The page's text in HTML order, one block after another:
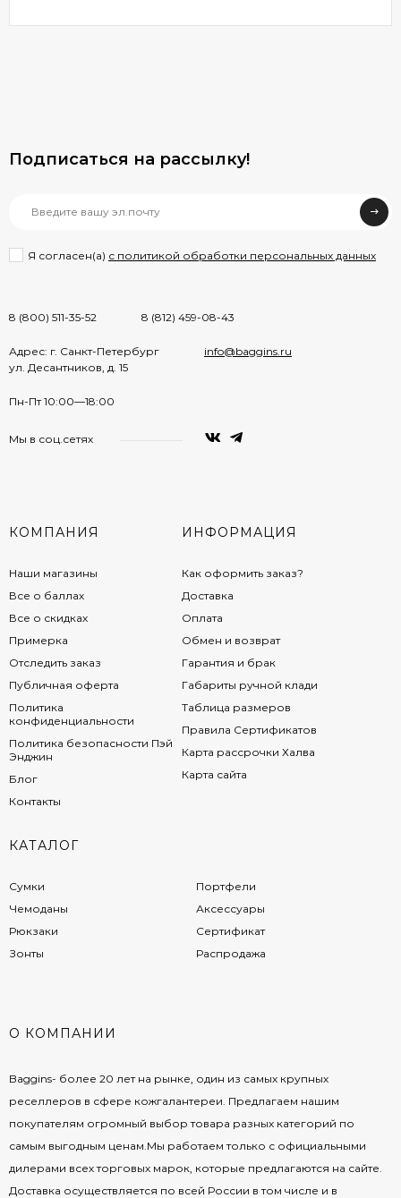
Подписаться на рассылкy!
Я согласен(a) с политикой обработки персональных данных
8 (800) 511-35-52 8 (812) 459-08-43
Адрес: г. Санкт-Петербург
ул. Десантников, д. 15
info@baggins.ru
Пн-Пт 10:00—18:00
Мы в соц.сетях
КОМПАНИЯ
Наши магазины
Все о баллах
Все о скидках
Примерка
Отследить заказ
Публичная оферта
Политика
конфиденциальности
Политика безопасности Пэй
Энджин
Блог
Контакты
ИНФОРМАЦИЯ
Как оформить заказ?
Доставка
Оплата
Обмен и возврат
Гарантия и брак
Габариты ручной клади
Таблица размеров
Правила Сертификатов
Карта рассрочки Халва
Карта сайта
КАТАЛОГ
Сумки
Чемоданы
Рюкзаки
Зонты
Портфели
Аксессуары
Сертификат
Распродажа
О КОМПАНИИ
Baggins- более 20 лет на рынке, один из самых крупных
реселлеров в сфере кожгалантереи. Предлагаем нашим
покупателям огромный выбор товара разных категорий по
самым выгодным ценам.Мы работаем только с официальными
дилерами всех торговых марок, которые предлагаются на сайте.
Доставка осуществляется по всей России в том числе и в